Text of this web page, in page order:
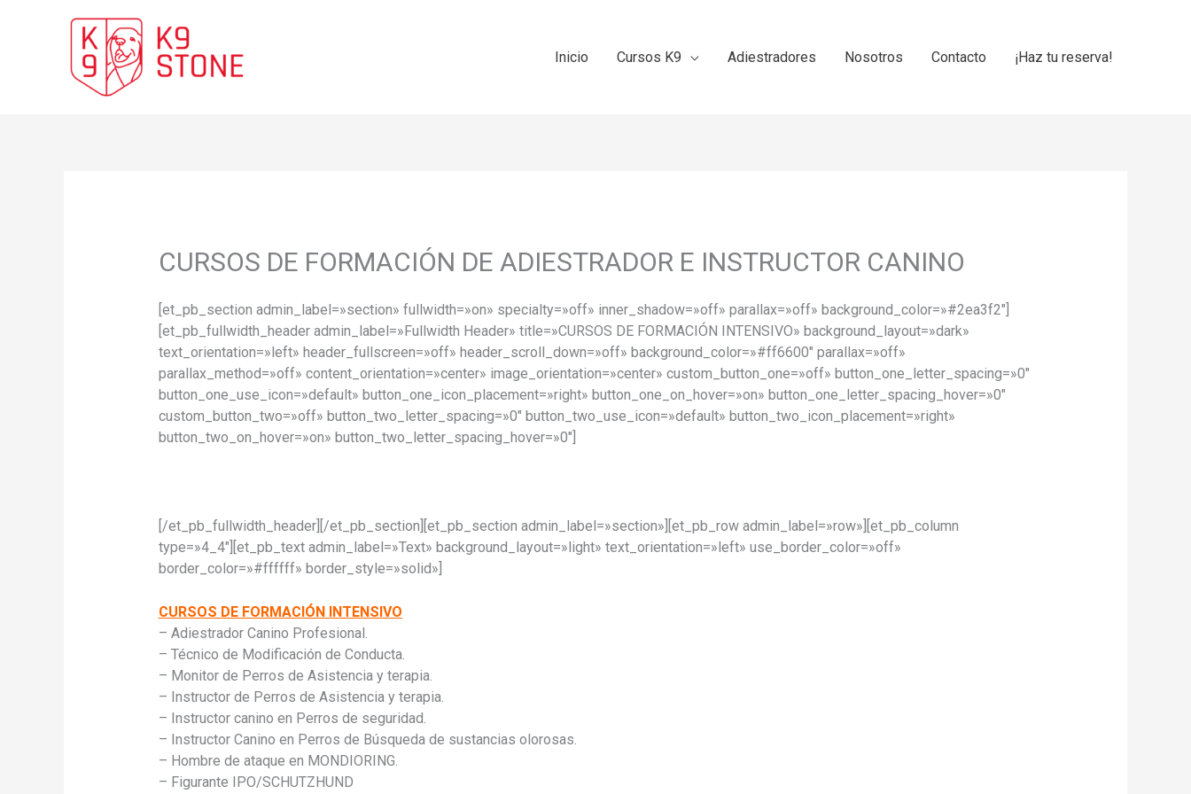
Inicio Cursos K9 Adiestradores Nosotros Contacto ¡Haz tu reserva!
CURSOS DE FORMACIÓN DE ADIESTRADOR E INSTRUCTOR CANINO
[et_pb_section admin_label=»section» fullwidth=»on» specialty=»off» inner_shadow=»off» parallax=»off» background_color=»#2ea3f2″]
[et_pb_fullwidth_header admin_label=»Fullwidth Header» title=»CURSOS DE FORMACIÓN INTENSIVO» background_layout=»dark»
text_orientation=»left» header_fullscreen=»off» header_scroll_down=»off» background_color=»#ff6600″ parallax=»off»
parallax_method=»off» content_orientation=»center» image_orientation=»center» custom_button_one=»off» button_one_letter_spacing=»0″
button_one_use_icon=»default» button_one_icon_placement=»right» button_one_on_hover=»on» button_one_letter_spacing_hover=»0″
custom_button_two=»off» button_two_letter_spacing=»0″ button_two_use_icon=»default» button_two_icon_placement=»right»
button_two_on_hover=»on» button_two_letter_spacing_hover=»0″]
[/et_pb_fullwidth_header][/et_pb_section][et_pb_section admin_label=»section»][et_pb_row admin_label=»row»][et_pb_column
type=»4_4″][et_pb_text admin_label=»Text» background_layout=»light» text_orientation=»left» use_border_color=»off»
border_color=»#ffffff» border_style=»solid»]
CURSOS DE FORMACIÓN INTENSIVO
– Adiestrador Canino Profesional.
– Técnico de Modificación de Conducta.
– Monitor de Perros de Asistencia y terapia.
– Instructor de Perros de Asistencia y terapia.
– Instructor canino en Perros de seguridad.
– Instructor Canino en Perros de Búsqueda de sustancias olorosas.
– Hombre de ataque en MONDIORING.
– Figurante IPO/SCHUTZHUND